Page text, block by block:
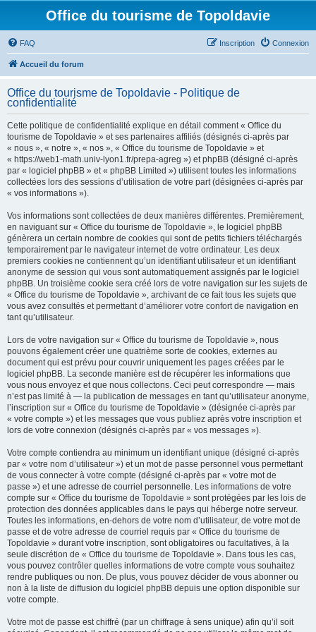
Office du tourisme de Topoldavie
FAQ Connexion
Inscription
Accueil du forum
Office du tourisme de Topoldavie - Politique de
confidentialité
Cette politique de confidentialité explique en détail comment « Office du
tourisme de Topoldavie » et ses partenaires affiliés (désignés ci-après par
« nous », « notre », « nos », « Office du tourisme de Topoldavie » et
« https://web1-math.univ-lyon1.fr/prepa-agreg ») et phpBB (désigné ci-après
par « logiciel phpBB » et « phpBB Limited ») utilisent toutes les informations
collectées lors des sessions d’utilisation de votre part (désignées ci-après par
« vos informations »).
Vos informations sont collectées de deux manières différentes. Premièrement,
en naviguant sur « Office du tourisme de Topoldavie », le logiciel phpBB
génèrera un certain nombre de cookies qui sont de petits fichiers téléchargés
temporairement par le navigateur internet de votre ordinateur. Les deux
premiers cookies ne contiennent qu’un identifiant utilisateur et un identifiant
anonyme de session qui vous sont automatiquement assignés par le logiciel
phpBB. Un troisième cookie sera créé lors de votre navigation sur les sujets de
« Office du tourisme de Topoldavie », archivant de ce fait tous les sujets que
vous avez consultés et permettant d’améliorer votre confort de navigation en
tant qu’utilisateur.
Lors de votre navigation sur « Office du tourisme de Topoldavie », nous
pouvons également créer une quatrième sorte de cookies, externes au
document qui est prévu pour couvrir uniquement les pages créées par le
logiciel phpBB. La seconde manière est de récupérer les informations que
vous nous envoyez et que nous collectons. Ceci peut correspondre — mais
n’est pas limité à — la publication de messages en tant qu’utilisateur anonyme,
l’inscription sur « Office du tourisme de Topoldavie » (désignée ci-après par
« votre compte ») et les messages que vous publiez après votre inscription et
lors de votre connexion (désignés ci-après par « vos messages »).
Votre compte contiendra au minimum un identifiant unique (désigné ci-après
par « votre nom d’utilisateur ») et un mot de passe personnel vous permettant
de vous connecter à votre compte (désigné ci-après par « votre mot de
passe ») et une adresse de courriel personnelle. Les informations de votre
compte sur « Office du tourisme de Topoldavie » sont protégées par les lois de
protection des données applicables dans le pays qui héberge notre serveur.
Toutes les informations, en-dehors de votre nom d’utilisateur, de votre mot de
passe et de votre adresse de courriel requis par « Office du tourisme de
Topoldavie » durant votre inscription, sont obligatoires ou facultatives, à la
seule discrétion de « Office du tourisme de Topoldavie ». Dans tous les cas,
vous pouvez contrôler quelles informations de votre compte vous souhaitez
rendre publiques ou non. De plus, vous pouvez décider de vous abonner ou
non à la liste de diffusion du logiciel phpBB depuis une option disponible sur
votre compte.
Votre mot de passe est chiffré (par un chiffrage à sens unique) afin qu’il soit